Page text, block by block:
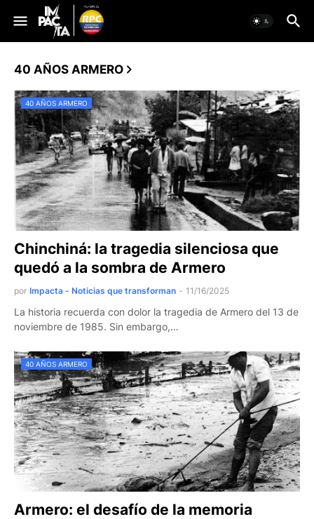
40 AÑOS ARMERO
40 AÑOS ARMERO
Chinchiná: la tragedia silenciosa que
quedó a la sombra de Armero
por Impacta - Noticias que transforman - 11/16/2025
La historia recuerda con dolor la tragedia de Armero del 13 de
noviembre de 1985. Sin embargo,…
40 AÑOS ARMERO
Armero: el desafío de la memoria